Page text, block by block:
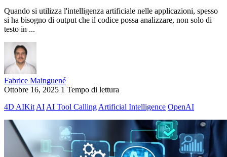
Quando si utilizza l'intelligenza artificiale nelle applicazioni, spesso
si ha bisogno di output che il codice possa analizzare, non solo di
testo in ...
Fabrice Mainguené
Ottobre 16, 2025 1 Tempo di lettura
4D AIKit AI AI Tool Calling Artificial Intelligence OpenAI